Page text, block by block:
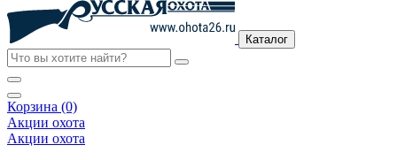
Каталог
Корзина (0)
Акции охота
Акции охота